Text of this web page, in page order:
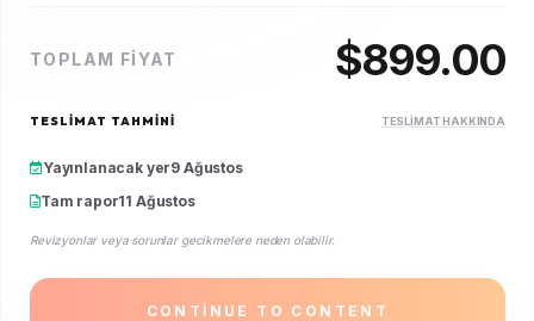
TOPLAM FIYAT $899.00
TESLIMAT TAHMINI TESLIMAT HAKKINDA
Yayınlanacak yer9 Ağustos
Tam rapor11 Ağustos
Revizyonlar veya sorunlar gecikmelere neden olabilir.
CONTINUE TO CONTENT